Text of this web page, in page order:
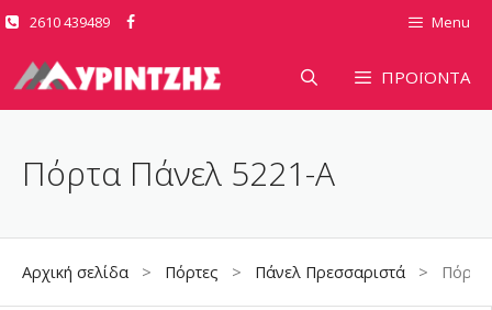
Μετάβαση
περιεχόμενο
2610 439489 Menu
ΠΡΟΪΟΝΤΑ
Πόρτα Πάνελ 5221-A
Αρχική σελίδα > Πόρτες > Πάνελ Πρεσσαριστά > Πόρτα